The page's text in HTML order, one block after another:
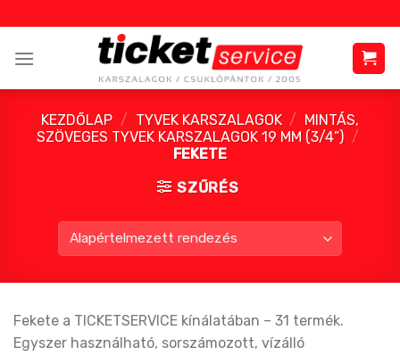
content
KEZDŐLAP / TYVEK KARSZALAGOK / MINTÁS,
SZÖVEGES TYVEK KARSZALAGOK 19 MM (3/4”) /
FEKETE
SZŰRÉS
Fekete a TICKETSERVICE kínálatában – 31 termék.
Egyszer használható, sorszámozott, vízálló